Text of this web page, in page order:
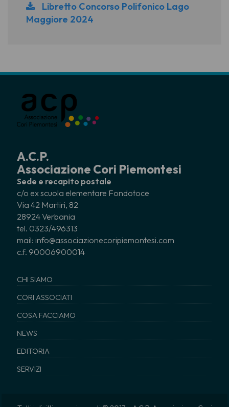
Libretto Concorso Polifonico Lago
Maggiore 2024
A.C.P.
Associazione Cori Piemontesi
Sede e recapito postale
c/o ex scuola elementare Fondotoce
Via 42 Martiri, 82
28924 Verbania
tel. 0323/496313
mail: info@associazionecoripiemontesi.com
c.f. 90006900014
CHI SIAMO
CORI ASSOCIATI
COSA FACCIAMO
NEWS
EDITORIA
SERVIZI